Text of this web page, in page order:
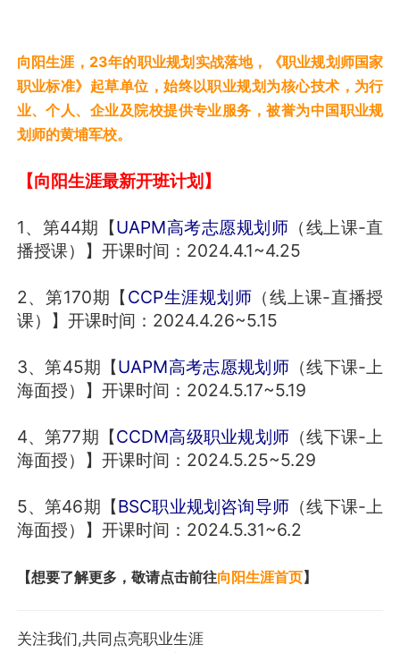
向阳生涯，23年的职业规划实战落地，《职业规划师国家
职业标准》起草单位，始终以职业规划为核心技术，为行
业、个人、企业及院校提供专业服务，被誉为中国职业规
划师的黄埔军校。
【向阳生涯最新开班计划】
1、第44期【UAPM高考志愿规划师 （线上课-直
播授课）】开课时间：2024.4.1~4.25
2、第170期【CCP生涯规划师 （线上课-直播授
课）】开课时间：2024.4.26~5.15
3、第45期【UAPM高考志愿规划师（线下课-上
海面授）】开课时间：2024.5.17~5.19
4、第77期【CCDM高级职业规划师 （线下课-上
海面授）】开课时间：2024.5.25~5.29
5、第46期【BSC职业规划咨询导师 （线下课-上
海面授）】开课时间：2024.5.31~6.2
【想要了解更多，敬请点击前往向阳生涯首页】
关注我们,共同点亮职业生涯